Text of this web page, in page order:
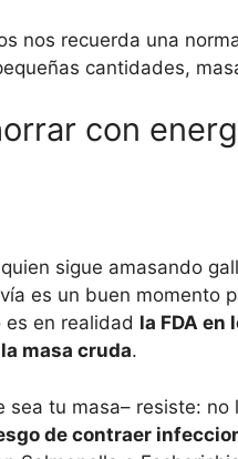
nos recuerda una
cantidades,
con
sigue amasando
es un buen momento
en realidad la FDA en
masa cruda.
tu masa– resiste: no
de contraer